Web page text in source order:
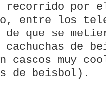
recorrido por
entre los
de que se
cachuchas de
cascos muy
de beisbol).